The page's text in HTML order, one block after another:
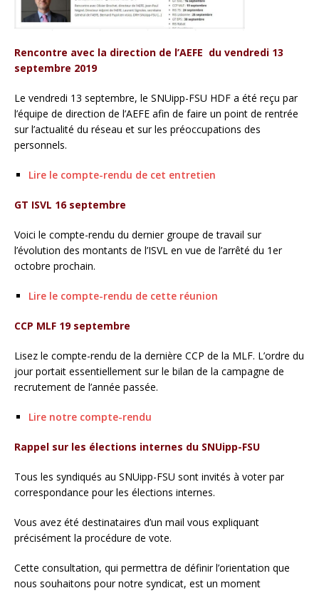
Rencontre avec la direction de l’AEFE du vendredi 13
septembre 2019
Le vendredi 13 septembre, le SNUipp-FSU HDF a été reçu par
l’équipe de direction de l’AEFE afin de faire un point de rentrée
sur l’actualité du réseau et sur les préoccupations des
personnels.
Lire le compte-rendu de cet entretien
GT ISVL 16 septembre
Voici le compte-rendu du dernier groupe de travail sur
l’évolution des montants de l’ISVL en vue de l’arrêté du 1er
octobre prochain.
Lire le compte-rendu de cette réunion
CCP MLF 19 septembre
Lisez le compte-rendu de la dernière CCP de la MLF. L’ordre du
jour portait essentiellement sur le bilan de la campagne de
recrutement de l’année passée.
Lire notre compte-rendu
Rappel sur les élections internes du SNUipp-FSU
Tous les syndiqués au SNUipp-FSU sont invités à voter par
correspondance pour les élections internes.
Vous avez été destinataires d’un mail vous expliquant
précisément la procédure de vote.
Cette consultation, qui permettra de définir l’orientation que
nous souhaitons pour notre syndicat, est un moment